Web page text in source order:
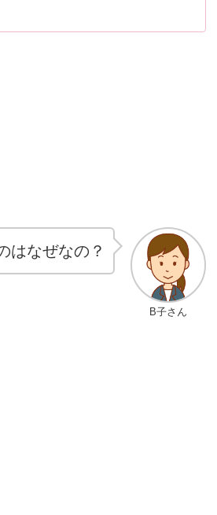
B子さん
はなぜなの？